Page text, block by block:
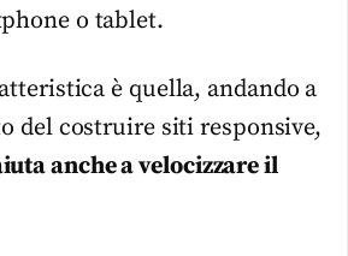
o tablet.
è quella, andando a
del costruire siti responsive,
anche a velocizzare il